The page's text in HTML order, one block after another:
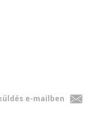
e-mailben